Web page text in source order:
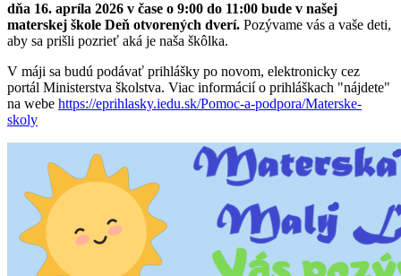
dňa 16. apríla 2026 v čase o 9:00 do 11:00 bude v našej
materskej škole Deň otvorených dverí. Pozývame vás a vaše deti,
aby sa prišli pozrieť aká je naša škôlka.
V máji sa budú podávať prihlášky po novom, elektronicky cez
portál Ministerstva školstva. Viac informácií o prihláškach "nájdete"
na webe https://eprihlasky.iedu.sk/Pomoc-a-podpora/Materske-
skoly